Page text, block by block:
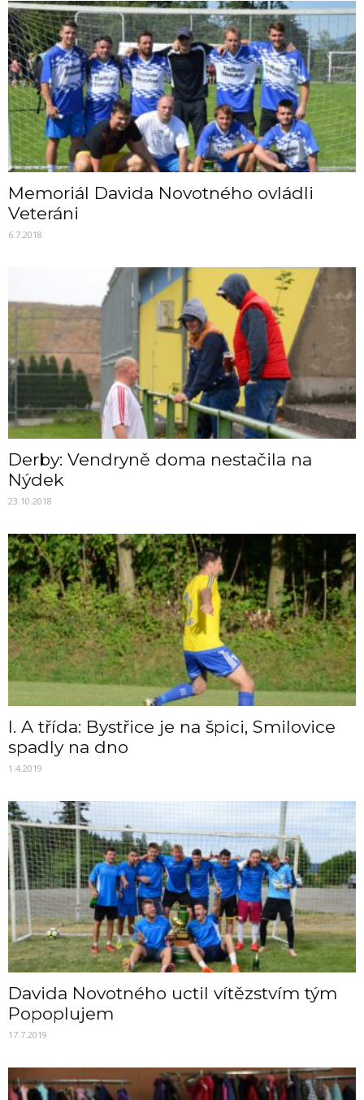
Memoriál Davida Novotného ovládli
Veteráni
6.7.2018
Derby: Vendryně doma nestačila na
Nýdek
23.10.2018
I. A třída: Bystřice je na špici, Smilovice
spadly na dno
1.4.2019
Davida Novotného uctil vítězstvím tým
Popoplujem
17.7.2019